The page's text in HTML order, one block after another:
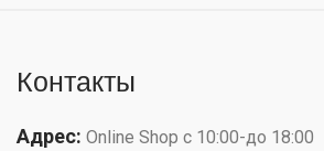
Контакты
Адрес: Online Shop с 10:00-до 18:00